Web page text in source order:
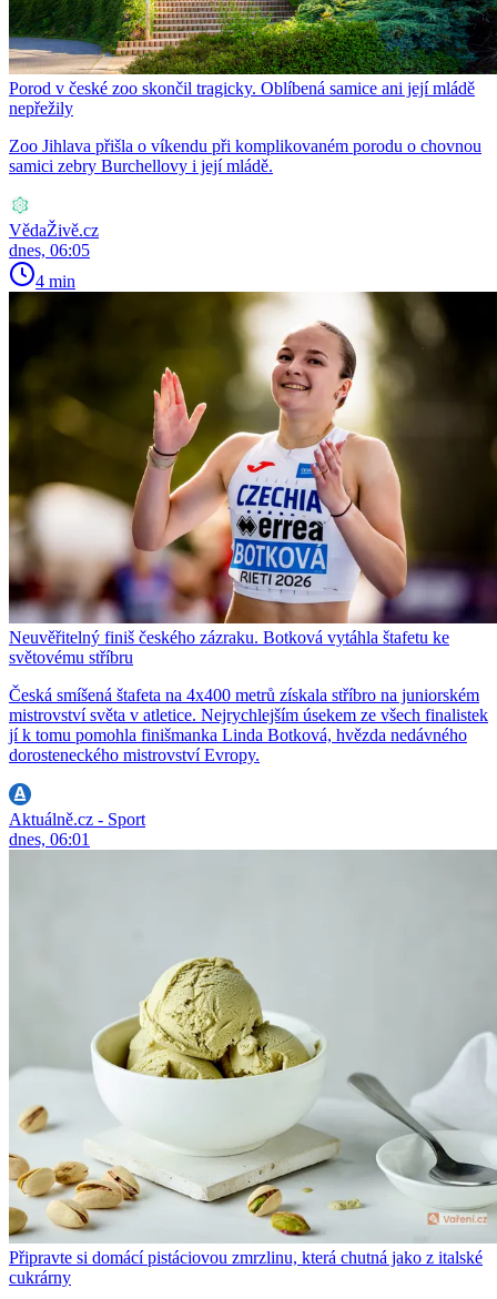
Porod v české zoo skončil tragicky. Oblíbená samice ani její mládě
nepřežily
Zoo Jihlava přišla o víkendu při komplikovaném porodu o chovnou
samici zebry Burchellovy i její mládě.
VědaŽivě.cz
dnes, 06:05
4 min
Neuvěřitelný finiš českého zázraku. Botková vytáhla štafetu ke
světovému stříbru
Česká smíšená štafeta na 4x400 metrů získala stříbro na juniorském
mistrovství světa v atletice. Nejrychlejším úsekem ze všech finalistek
jí k tomu pomohla finišmanka Linda Botková, hvězda nedávného
dorosteneckého mistrovství Evropy.
Aktuálně.cz - Sport
dnes, 06:01
Připravte si domácí pistáciovou zmrzlinu, která chutná jako z italské
cukrárny